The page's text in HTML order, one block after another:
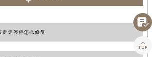
走走停停怎么修复

